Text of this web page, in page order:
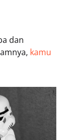
dan
kamu